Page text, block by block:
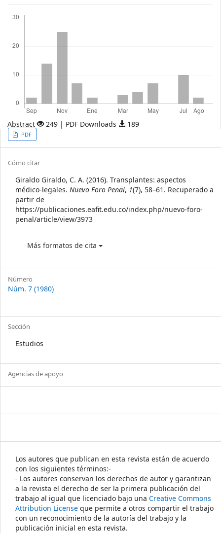
Abstract 249 | PDF Downloads 189
Article
Sidebar
PDF
Article
Details
Cómo citar
Giraldo Giraldo, C. A. (2016). Transplantes: aspectos
médico-legales. Nuevo Foro Penal, 1(7), 58–61. Recuperado a
partir de
https://publicaciones.eafit.edu.co/index.php/nuevo-foro-
penal/article/view/3973
Más formatos de cita
Número
Núm. 7 (1980)
Sección
Estudios
Agencias de apoyo
Los autores que publican en esta revista están de acuerdo
con los siguientes términos:-
- Los autores conservan los derechos de autor y garantizan
a la revista el derecho de ser la primera publicación del
trabajo al igual que licenciado bajo una Creative Commons
Attribution License que permite a otros compartir el trabajo
con un reconocimiento de la autoría del trabajo y la
publicación inicial en esta revista.